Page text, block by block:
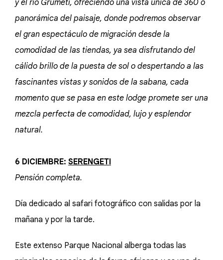
y el río Grumeti, ofreciendo una vista única de 360 o
panorámica del paisaje, donde podremos observar
el gran espectáculo de migración desde la
comodidad de las tiendas, ya sea disfrutando del
cálido brillo de la puesta de sol o despertando a las
fascinantes vistas y sonidos de la sabana, cada
momento que se pasa en este lodge promete ser una
mezcla perfecta de comodidad, lujo y esplendor
natural.
6 DICIEMBRE: SERENGETI
Pensión completa.
Día dedicado al safari fotográfico con salidas por la
mañana y por la tarde.
Este extenso Parque Nacional alberga todas las